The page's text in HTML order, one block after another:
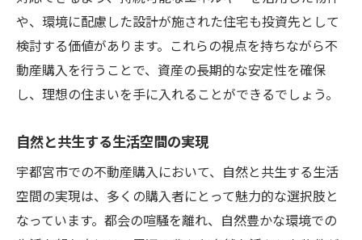
や、環境に配慮した設計が施された住宅も投資先として
検討する価値があります。これらの視点を持ちながら不
動産購入を行うことで、資産の長期的な安定性を確保
し、理想の住まいを手に入れることができるでしょう。
自然と共生する生活空間の実現
宇都宮市での不動産購入において、自然と共生する生活
空間の実現は、多くの購入者にとって魅力的な選択肢と
なっています。都会の喧騒を離れ、自然豊かな環境での